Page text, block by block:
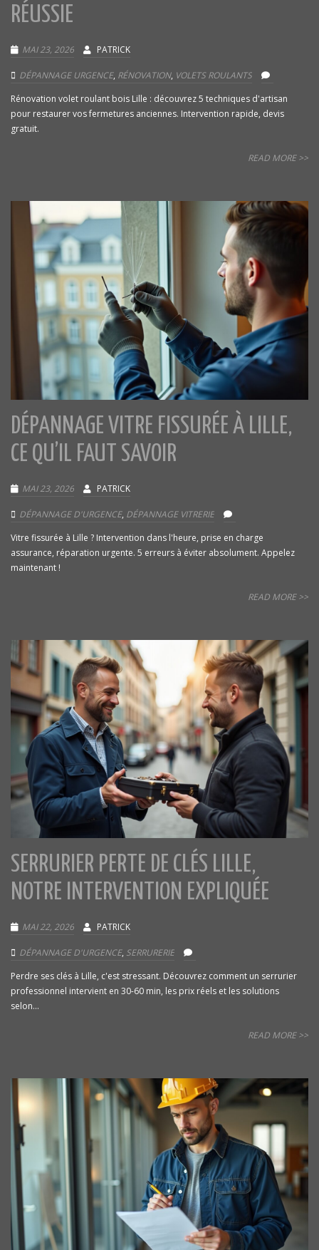
RÉUSSIE
MAI 23, 2026 PATRICK
DÉPANNAGE URGENCE, RÉNOVATION, VOLETS ROULANTS
Rénovation volet roulant bois Lille : découvrez 5 techniques d'artisan
pour restaurer vos fermetures anciennes. Intervention rapide, devis
gratuit.
READ MORE >>
DÉPANNAGE VITRE FISSURÉE À LILLE,
CE QU’IL FAUT SAVOIR
MAI 23, 2026 PATRICK
DÉPANNAGE D'URGENCE, DÉPANNAGE VITRERIE
Vitre fissurée à Lille ? Intervention dans l'heure, prise en charge
assurance, réparation urgente. 5 erreurs à éviter absolument. Appelez
maintenant !
READ MORE >>
SERRURIER PERTE DE CLÉS LILLE,
NOTRE INTERVENTION EXPLIQUÉE
MAI 22, 2026 PATRICK
DÉPANNAGE D'URGENCE, SERRURERIE
Perdre ses clés à Lille, c'est stressant. Découvrez comment un serrurier
professionnel intervient en 30-60 min, les prix réels et les solutions
selon...
READ MORE >>